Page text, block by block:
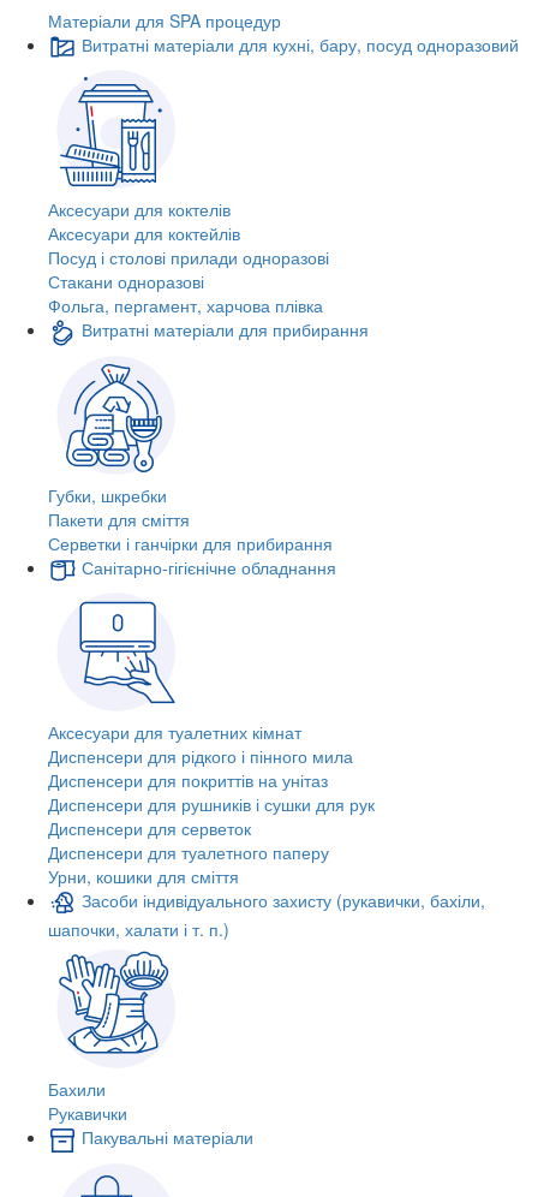
Матеріали для SPA процедур
Витратні матеріали для кухні, бару, посуд одноразовий
Аксесуари для коктелів
Аксесуари для коктейлів
Посуд і столові прилади одноразові
Стакани одноразові
Фольга, пергамент, харчова плівка
Витратні матеріали для прибирання
Губки, шкребки
Пакети для сміття
Серветки і ганчірки для прибирання
Санітарно-гігієнічне обладнання
Аксесуари для туалетних кімнат
Диспенсери для рідкого і пінного мила
Диспенсери для покриттів на унітаз
Диспенсери для рушників і сушки для рук
Диспенсери для серветок
Диспенсери для туалетного паперу
Урни, кошики для сміття
Засоби індивідуального захисту (рукавички, бахіли,
шапочки, халати і т. п.)
Бахили
Рукавички
Пакувальні матеріали